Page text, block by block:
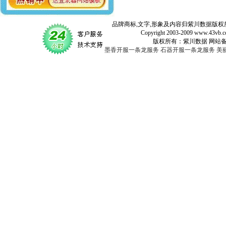
品牌商标,文字,形象及内容归紫川数据版权
Copyright 2003-2009 www.43vb.com
版权所有：紫川数据 网站备案登
墨香开服一条龙服务 石器开服一条龙服务 美